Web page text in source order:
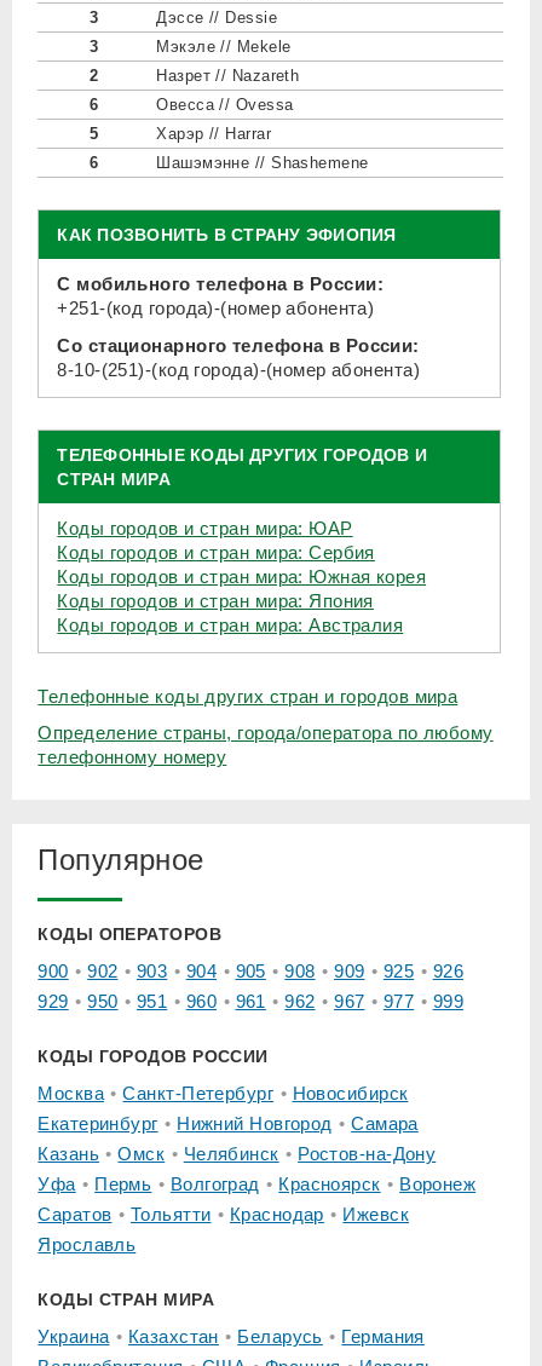
3
Дэссе // Dessie
3
Мэкэле // Mekele
2
Назрет // Nazareth
6
Овесса // Ovessa
5
Харэр // Harrar
6
Шашэмэнне // Shashemene
КАК ПОЗВОНИТЬ В СТРАНУ ЭФИОПИЯ
С мобильного телефона в России:
+251-(код города)-(номер абонента)
Со стационарного телефона в России:
8-10-(251)-(код города)-(номер абонента)
ТЕЛЕФОННЫЕ КОДЫ ДРУГИХ ГОРОДОВ И
СТРАН МИРА
Коды городов и стран мира: ЮАР
Коды городов и стран мира: Сербия
Коды городов и стран мира: Южная корея
Коды городов и стран мира: Япония
Коды городов и стран мира: Австралия
Телефонные коды других стран и городов мира
Определение страны, города/оператора по любому
телефонному номеру
Популярное
КОДЫ ОПЕРАТОРОВ
900 902 903 904 905 908 909 925
926
929
950 951 960 961 962 967 977 999
КОДЫ ГОРОДОВ РОССИИ
Москва Санкт-Петербург
Новосибирск
Екатеринбург
Нижний Новгород
Самара
Казань
Омск Челябинск
Ростов-на-Дону
Уфа
Пермь Волгоград Красноярск
Воронеж
Саратов
Тольятти Краснодар
Ижевск
Ярославль
КОДЫ СТРАН МИРА
Украина Казахстан Беларусь
Германия